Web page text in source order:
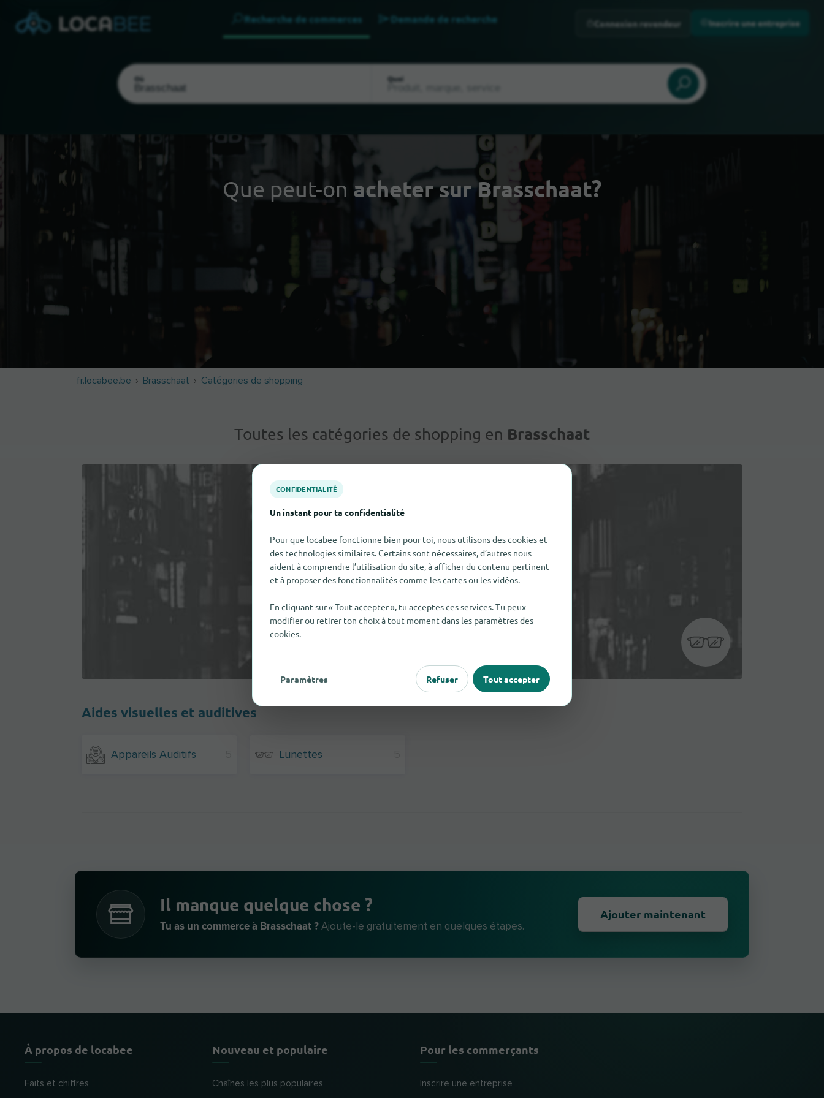
Recherche de commerces Demande de recherche
Où Quoi
Connexion revendeur Inscrire une entreprise
Que peut-on acheter sur Brasschaat?
fr.locabee.be Brasschaat Catégories de shopping
Toutes les catégories de shopping en Brasschaat
Aides visuelles et auditives
Appareils Auditifs Lunettes
Il manque quelque chose ?
Tu as un commerce à Brasschaat ? Ajoute-le gratuitement en quelques étapes.
Ajouter maintenant
À propos de locabee
Faits et chiffres
Nouveau et populaire
Chaînes les plus populaires
Pour les commerçants
Inscrire une entreprise
CONFIDENTIALITÉ
Un instant pour ta confidentialité
Pour que locabee fonctionne bien pour toi, nous utilisons des cookies et
des technologies similaires. Certains sont nécessaires, d’autres nous
aident à comprendre l’utilisation du site, à afficher du contenu pertinent
et à proposer des fonctionnalités comme les cartes ou les vidéos.
En cliquant sur « Tout accepter », tu acceptes ces services. Tu peux
modifier ou retirer ton choix à tout moment dans les paramètres des
cookies.
Paramètres Refuser Tout accepter